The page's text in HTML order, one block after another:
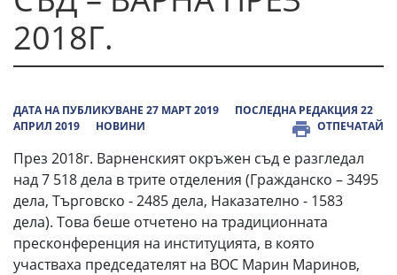
2018Г.
ДАТА НА ПУБЛИКУВАНЕ 27 МАРТ 2019
ПОСЛЕДНА РЕДАКЦИЯ 22
АПРИЛ 2019
НОВИНИ ОТПЕЧАТАЙ
През 2018г. Варненският окръжен съд е разгледал
над 7 518 дела в трите отделения (Гражданско – 3495
дела, Търговско - 2485 дела, Наказателно - 1583
дела). Това беше отчетено на традиционната
пресконференция на институцията, в която
участваха председателят на ВОС Марин Маринов,